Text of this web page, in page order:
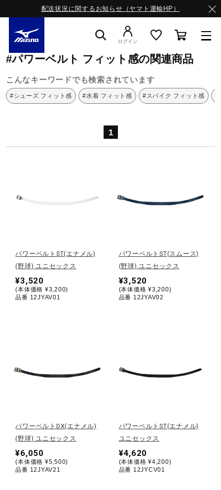
配送状況に関するお知らせ（ヤマト運輸HP）
ライフスタイルウエア
野球
ゴルフ
バドミントン
陸上競技
ログイン
ミズノ公式オンライン フィット感
#パワーベルト フィット感の関連商品
こんなキーワードでも検索されています
#シューズ フィット感 #水着 フィット感 #スパイク フィット感
1
パワーベルトST(エナメル)
(野球) ユニセックス
¥3,520
(本体価格 ¥3,200)
品番 12JYAV01
パワーベルトST(スムース)
(野球) ユニセックス
¥3,520
(本体価格 ¥3,200)
品番 12JYAV02
パワーベルトDX(エナメル)
(野球) ユニセックス
¥6,050
(本体価格 ¥5,500)
品番 12JYAV21
パワーベルトST(エナメル)
ユニセックス
¥4,620
(本体価格 ¥4,200)
品番 12JYCV01